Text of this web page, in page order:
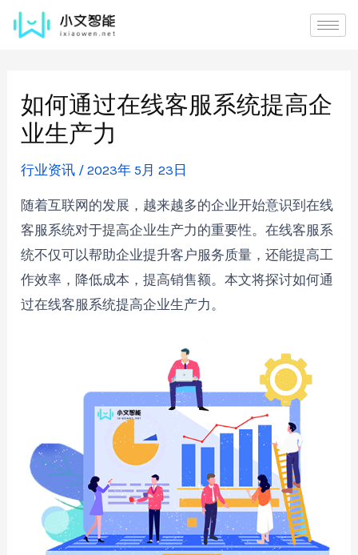
如何通过在线客服系统提高企
业生产力
行业资讯 /2023年 5月 23日
随着互联网的发展，越来越多的企业开始意识到在线
客服系统对于提高企业生产力的重要性。在线客服系
统不仅可以帮助企业提升客户服务质量，还能提高工
作效率，降低成本，提高销售额。本文将探讨如何通
过在线客服系统提高企业生产力。